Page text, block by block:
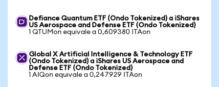
Defiance Quantum ETF (Ondo Tokenized) a iShares
US Aerospace and Defense ETF (Ondo Tokenized)
1 QTUMon equivale a 0,609380 ITAon
Global X Artificial Intelligence & Technology ETF
(Ondo Tokenized) a iShares US Aerospace and
Defense ETF (Ondo Tokenized)
1 AIQon equivale a 0,247929 ITAon